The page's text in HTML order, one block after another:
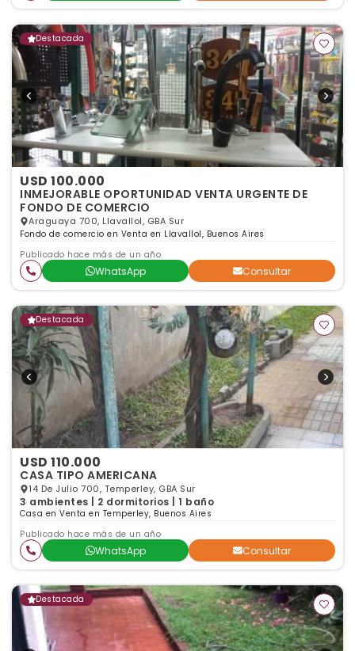
Destacada
USD 100.000
INMEJORABLE OPORTUNIDAD VENTA URGENTE DE
FONDO DE COMERCIO
Araguaya 700, Llavallol, GBA Sur
Fondo de comercio en Venta en Llavallol, Buenos Aires
Publicado hace más de un año
WhatsApp Consultar
Destacada
USD 110.000
CASA TIPO AMERICANA
14 De Julio 700, Temperley, GBA Sur
3 ambientes | 2 dormitorios | 1 baño
Casa en Venta en Temperley, Buenos Aires
Publicado hace más de un año
WhatsApp Consultar
Destacada